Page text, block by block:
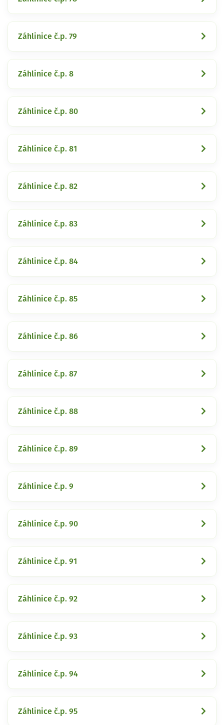
Záhlinice č.p. 79
Záhlinice č.p. 8
Záhlinice č.p. 80
Záhlinice č.p. 81
Záhlinice č.p. 82
Záhlinice č.p. 83
Záhlinice č.p. 84
Záhlinice č.p. 85
Záhlinice č.p. 86
Záhlinice č.p. 87
Záhlinice č.p. 88
Záhlinice č.p. 89
Záhlinice č.p. 9
Záhlinice č.p. 90
Záhlinice č.p. 91
Záhlinice č.p. 92
Záhlinice č.p. 93
Záhlinice č.p. 94
Záhlinice č.p. 95